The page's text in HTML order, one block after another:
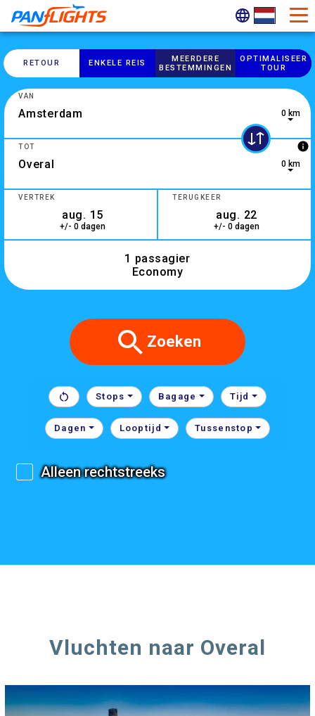
RETOUR ENKELE REIS
MEERDERE
BESTEMMINGEN
OPTIMALISEER
TOUR
2 results are available, use up and down arrow keys to
VAN
0 km
0 results are available, use up and down arrow keys to
TOT info
0 km
VERTREK
+/- 0 dagen
TERUGKEER
+/- 0 dagen
1 passagier
Economy
Zoeken
Stops Bagage Tijd
Dagen Looptijd Tussenstop
Alleen rechtstreeks
Vluchten naar Overal